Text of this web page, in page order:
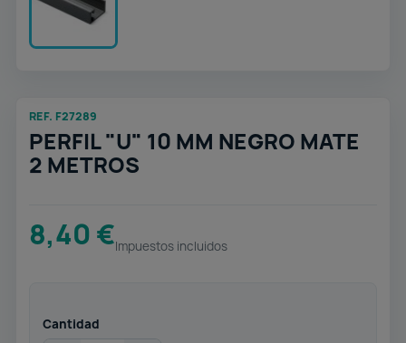
REF. F27289
PERFIL "U" 10 MM NEGRO MATE
2 METROS
8,40 €Impuestos incluidos
Cantidad